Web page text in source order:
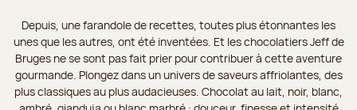
Depuis, une farandole de recettes, toutes plus étonnantes les
unes que les autres, ont été inventées. Et les chocolatiers Jeff de
Bruges ne se sont pas fait prier pour contribuer à cette aventure
gourmande. Plongez dans un univers de saveurs affriolantes, des
plus classiques au plus audacieuses. Chocolat au lait, noir, blanc,